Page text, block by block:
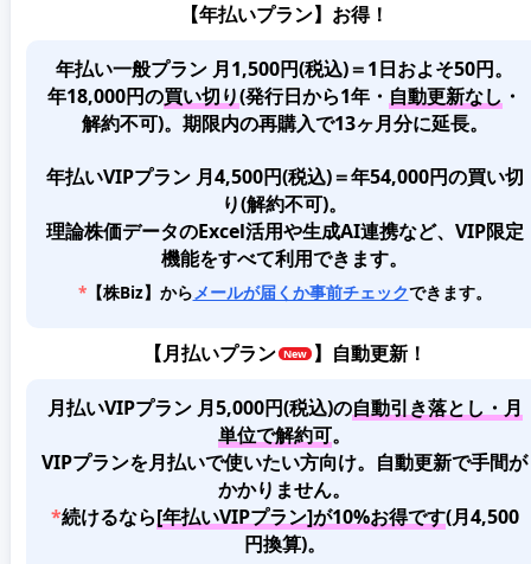
【年払いプラン】お得！
年払い一般プラン 月1,500円(税込)＝1日およそ50円。
年18,000円の買い切り(発行日から1年・ 自動更新なし ・
解約不可)。期限内の再購入で13ヶ月分に延長。
年払いVIPプラン 月4,500円(税込)＝年54,000円の買い切
り(解約不可)。
理論株価データのExcel活用や生成AI連携など、VIP限定
機能をすべて利用できます。
*【株Biz】からメールが届くか事前チェックできます。
【月払いプラン 】自動更新！
月払いVIPプラン 月5,000円(税込)の自動引き落とし・月
単位で解約可。
VIPプランを月払いで使いたい方向け。自動更新で手間が
かかりません。
*続けるなら[年払いVIPプラン]が10%お得です(月4,500
円換算)。